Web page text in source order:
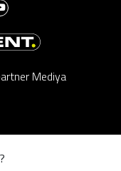
Mediya